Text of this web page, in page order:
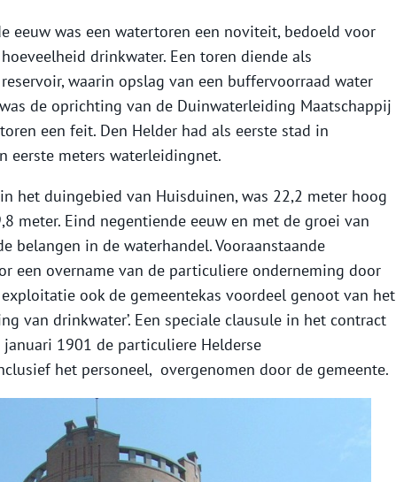
eeuw was een watertoren een noviteit, bedoeld voor
drinkwater. Een toren diende als
waarin opslag van een buffervoorraad water
de oprichting van de Duinwaterleiding Maatschappij
een feit. Den Helder had als eerste stad in
eerste meters waterleidingnet.
het duingebied van Huisduinen, was 22,2 meter hoog
meter. Eind negentiende eeuw en met de groei van
belangen in de waterhandel. Vooraanstaande
een overname van de particuliere onderneming door
ook de gemeentekas voordeel genoot van het
van drinkwater’. Een speciale clausule in het contract
1901 de particuliere Helderse
het personeel, overgenomen door de gemeente.